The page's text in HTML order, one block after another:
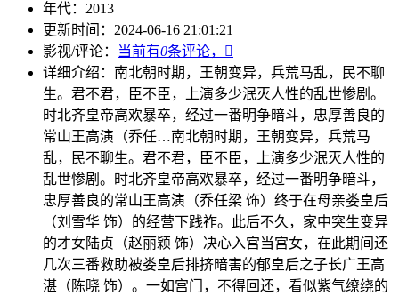
年代： 2013
更新时间： 2024-06-16 21:01:21
影视/评论：
当前有0条评论，

详细介绍： 南北朝时期，王朝变异，兵荒马乱，民不聊
生。君不君，臣不臣，上演多少泯灭人性的乱世惨剧。
时北齐皇帝高欢暴卒，经过一番明争暗斗，忠厚善良的
常山王高演（乔任…南北朝时期，王朝变异，兵荒马
乱，民不聊生。君不君，臣不臣，上演多少泯灭人性的
乱世惨剧。时北齐皇帝高欢暴卒，经过一番明争暗斗，
忠厚善良的常山王高演（乔任梁 饰）终于在母亲娄皇后
（刘雪华 饰）的经营下践祚。此后不久，家中突生变异
的才女陆贞（赵丽颖 饰）决心入宫当宫女，在此期间还
几次三番救助被娄皇后排挤暗害的郁皇后之子长广王高
湛（陈晓 饰）。一如宫门，不得回还，看似紫气缭绕的